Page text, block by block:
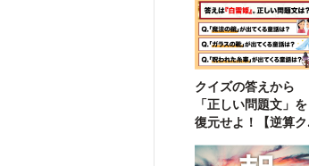
クイズの答えから
「正しい問題文」を
復元せよ！【逆算ク